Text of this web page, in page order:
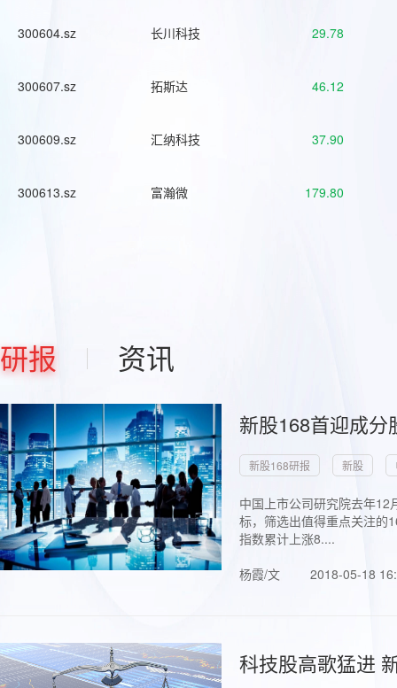
300604.sz 长川科技 29.78
300607.sz 拓斯达 46.12
300609.sz 汇纳科技 37.90
300613.sz 富瀚微 179.80
研报 资讯
新股168首迎成
新股168研报 新股
中国上市公司研究院去年
标，筛选出值得重点关注的
指数累计上涨8....
杨霞/文
2018-05-18
科技股高歌猛进